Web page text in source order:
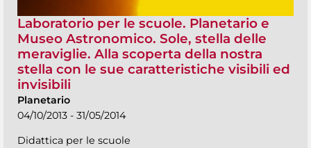
Laboratorio per le scuole. Planetario e
Museo Astronomico. Sole, stella delle
meraviglie. Alla scoperta della nostra
stella con le sue caratteristiche visibili ed
invisibili
Planetario
04/10/2013 - 31/05/2014
Didattica per le scuole